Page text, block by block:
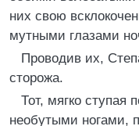
них свою
мутными глазами
Проводив их,
сторожа.
Тот, мягко ступая
необутыми ногами,